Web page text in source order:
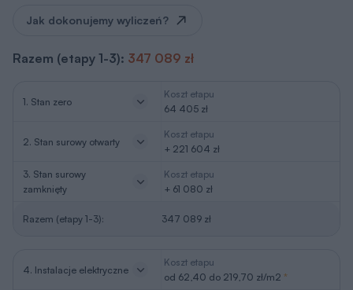
Jak dokonujemy wyliczeń?
Razem (etapy 1-3): 347 089 zł
1. Stan zero
Koszt etapu
64 405 zł
2. Stan surowy otwarty
Koszt etapu
+ 221 604 zł
3. Stan surowy
zamknięty
Koszt etapu
+ 61 080 zł
Razem (etapy 1-3): 347 089 zł
4. Instalacje elektryczne
Koszt etapu
od 62,40 do 219,70 zł/m2 *